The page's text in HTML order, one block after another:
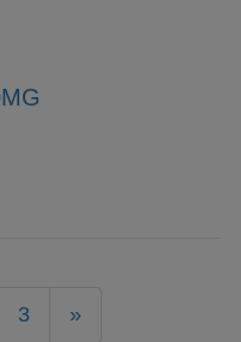
3 »